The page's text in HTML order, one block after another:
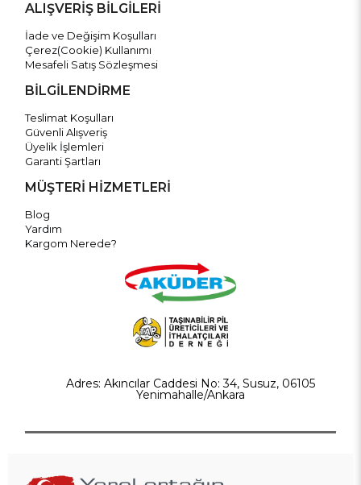
ALIŞVERİŞ BİLGİLERİ
İade ve Değişim Koşulları
Çerez(Cookie) Kullanımı
Mesafeli Satış Sözleşmesi
BİLGİLENDİRME
Teslimat Koşulları
Güvenli Alışveriş
Üyelik İşlemleri
Garanti Şartları
MÜŞTERİ HİZMETLERİ
Blog
Yardım
Kargom Nerede?
Adres: Akıncılar Caddesi No: 34, Susuz, 06105
Yenimahalle/Ankara